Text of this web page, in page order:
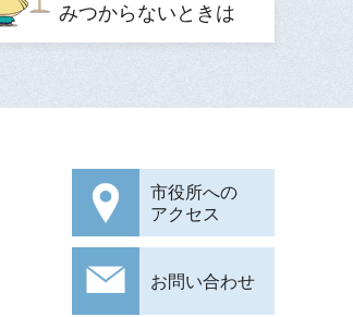
みつからないときは
市役所への
アクセス
お問い合わせ